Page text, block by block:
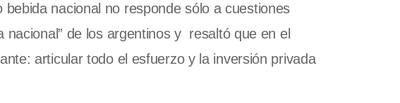
nacional no responde sólo a cuestiones
nacional” de los argentinos y resaltó que en el
articular todo el esfuerzo y la inversión privada